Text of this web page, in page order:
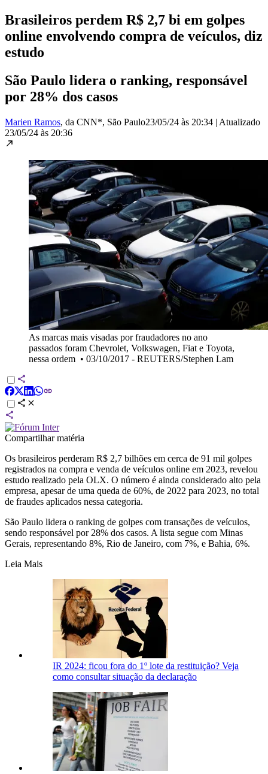
Brasileiros perdem R$ 2,7 bi em golpes
online envolvendo compra de veículos, diz
estudo
São Paulo lidera o ranking, responsável
por 28% dos casos
Marien Ramos, da CNN*, São Paulo23/05/24 às 20:34 | Atualizado
23/05/24 às 20:36
As marcas mais visadas por fraudadores no ano
passados foram Chevrolet, Volkswagen, Fiat e Toyota,
nessa ordem • 03/10/2017 - REUTERS/Stephen Lam
Compartilhar matéria
Os brasileiros perderam R$ 2,7 bilhões em cerca de 91 mil golpes
registrados na compra e venda de veículos online em 2023, revelou
estudo realizado pela OLX. O número é ainda considerado alto pela
empresa, apesar de uma queda de 60%, de 2022 para 2023, no total
de fraudes aplicados nessa categoria.
São Paulo lidera o ranking de golpes com transações de veículos,
sendo responsável por 28% dos casos. A lista segue com Minas
Gerais, representando 8%, Rio de Janeiro, com 7%, e Bahia, 6%.
Leia Mais
IR 2024: ficou fora do 1º lote da restituição? Veja
como consultar situação da declaração